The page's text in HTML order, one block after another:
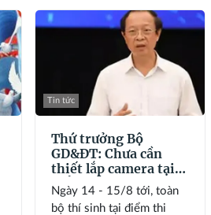
Tin tức
Thứ trưởng Bộ
GD&ĐT: Chưa cần
thiết lắp camera tại
điểm thi lại ở Tuyên
Quang
Ngày 14 - 15/8 tới, toàn
bộ thí sinh tại điểm thi